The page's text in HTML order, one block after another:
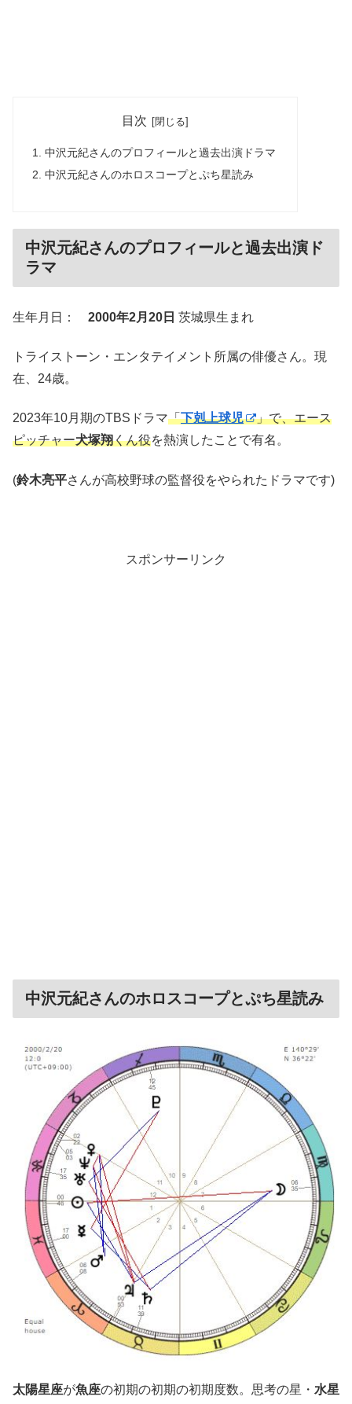
目次
中沢元紀さんのプロフィールと過去出演ドラマ
中沢元紀さんのホロスコープとぷち星読み
中沢元紀さんのプロフィールと過去出演ド
ラマ
生年月日： 2000年2月20日 茨城県生まれ
トライストーン・エンタテイメント所属の俳優さん。現
在、24歳。
2023年10月期のTBSドラマ「下剋上球児
」で、エース
ピッチャー犬塚翔くん役を熱演したことで有名。
(鈴木亮平さんが高校野球の監督役をやられたドラマです)
スポンサーリンク
中沢元紀さんのホロスコープとぷち星読み
太陽星座が魚座の初期の初期の初期度数。思考の星・ 水星